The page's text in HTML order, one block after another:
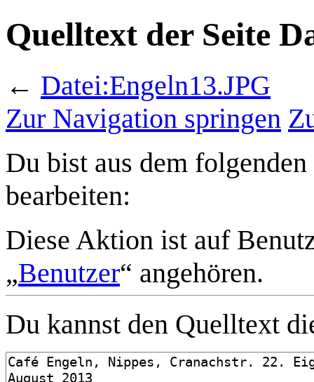
Quelltext der Seite
← Datei:Engeln13.JPG
Zur Navigation springen
Du bist aus dem
bearbeiten:
Diese Aktion ist auf
„Benutzer“ angehören.
Du kannst den Quelltext